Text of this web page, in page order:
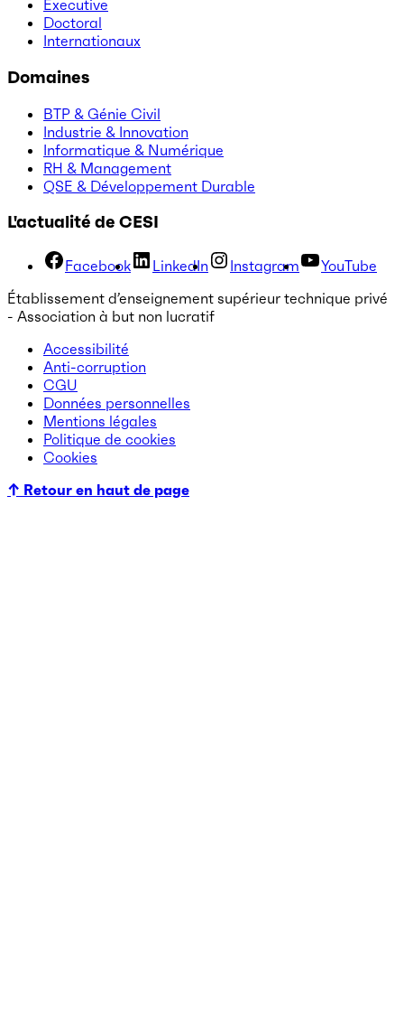
Executive
Doctoral
Internationaux
Domaines
BTP & Génie Civil
Industrie & Innovation
Informatique & Numérique
RH & Management
QSE & Développement Durable
L'actualité de CESI
Facebook LinkedIn Instagram
YouTube
Établissement d’enseignement supérieur technique privé
- Association à but non lucratif
Accessibilité
Anti-corruption
CGU
Données personnelles
Mentions légales
Politique de cookies
Cookies
↑ Retour en haut de page